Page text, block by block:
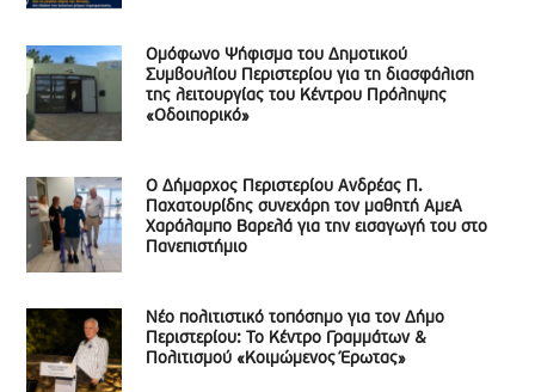
Ομόφωνο Ψήφισμα του Δημοτικού
Συμβουλίου Περιστερίου για τη διασφάλιση
της λειτουργίας του Κέντρου Πρόληψης
«Οδοιπορικό»
Ο Δήμαρχος Περιστερίου Ανδρέας Π.
Παχατουρίδης συνεχάρη τον μαθητή ΑμεΑ
Χαράλαμπο Βαρελά για την εισαγωγή του στο
Πανεπιστήμιο
Νέο πολιτιστικό τοπόσημο για τον Δήμο
Περιστερίου: Το Κέντρο Γραμμάτων &
Πολιτισμού «Κοιμώμενος Έρωτας»